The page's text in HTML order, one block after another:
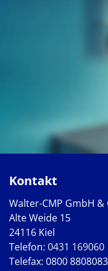
Kontakt
Walter-CMP GmbH &
Alte Weide 15
24116 Kiel
Telefon: 0431 169060
Telefax: 0800